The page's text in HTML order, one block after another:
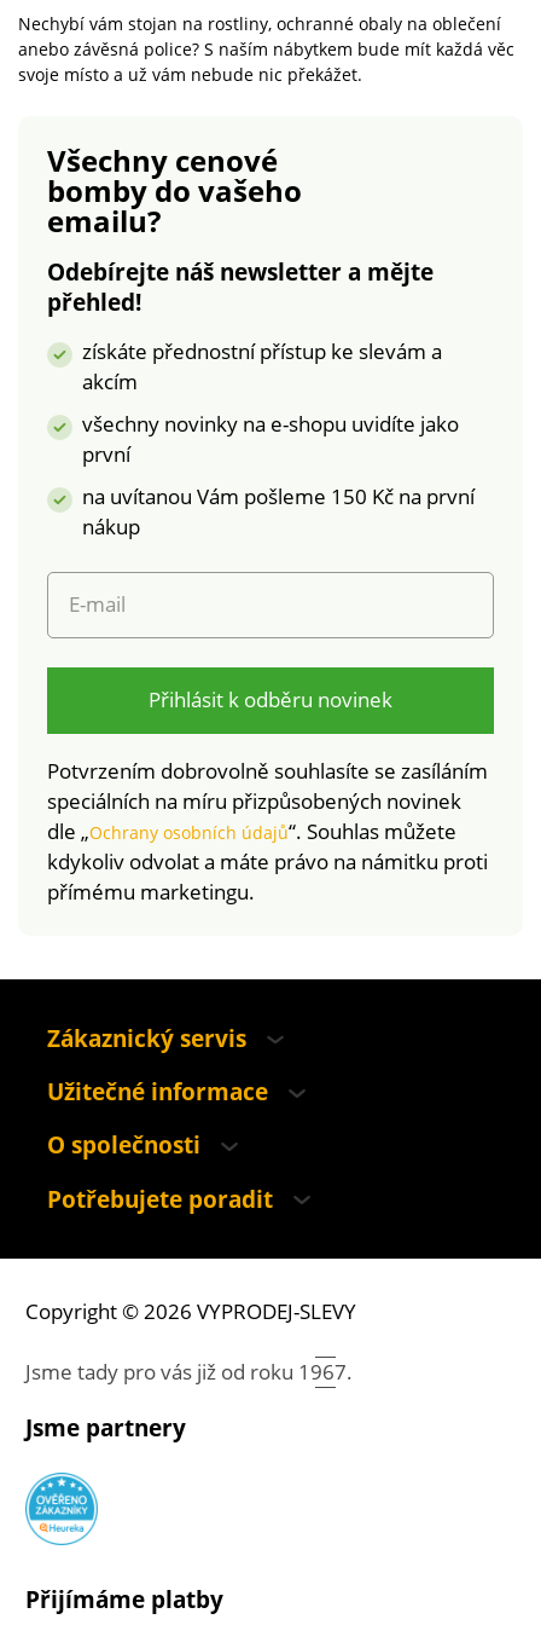
Vysoká kvalita Členěný
do 3 částí
Vysoká kvalita Členěný
do 3 částí
psacích a pracovních
stolů nebo v dílně pro
kutily. Skvěle poslouží
koše nejsou potřeba
sáčky, jeho údržba je
velmi snadná.Rozměry:
ze dvou barevných
kombinací.Praktické
Nechybí vám stojan na rostliny, ochranné obaly na oblečení
anebo závěsná police? S naším nábytkem bude mít každá věc
svoje místo a už vám nebude nic překážet.
Všechny cenové
bombydo vašeho
emailu?
Odebírejte náš newsletter a mějte
přehled!
získáte přednostní přístup ke slevám a
akcím
všechny novinky na e-shopu uvidíte jako
první
na uvítanou Vám pošleme 150 Kč na první
nákup
E-mail
Přihlásit k odběru novinek
Potvrzením dobrovolně souhlasíte se zasíláním
speciálních na míru přizpůsobených novinek
dle „Ochrany osobních údajů“. Souhlas můžete
kdykoliv odvolat a máte právo na námitku proti
přímému marketingu.
Zákaznický servis
Užitečné informace
O společnosti
Potřebujete poradit
Copyright © 2026 VYPRODEJ-SLEVY
Jsme tady pro vás již od roku 1967.
Jsme partnery
Přijímáme platby